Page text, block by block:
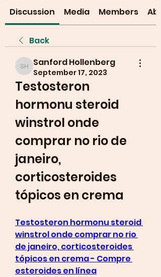
Discussion Media Members
Back
Sanford Hollenberg
Sanford Hollenberg
September 17, 2023
Testosteron
hormonu steroid
winstrol onde
comprar no rio de
janeiro,
corticosteroides
tópicos en crema
Testosteron hormonu steroid
winstrol onde comprar no rio
de janeiro, corticosteroides
tópicos en crema - Compre
esteroides en línea